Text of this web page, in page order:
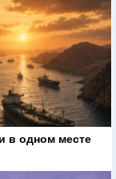
в одном месте